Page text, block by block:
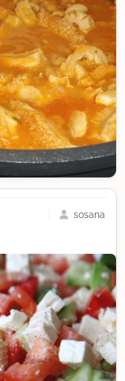
sosana